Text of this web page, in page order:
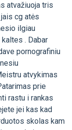
atvažiuoja tris
cg atės
ilgiau
. Dabar
pornografiniu
atvykimas
prie
rastu i rankas
jei kas kad
skolas kam